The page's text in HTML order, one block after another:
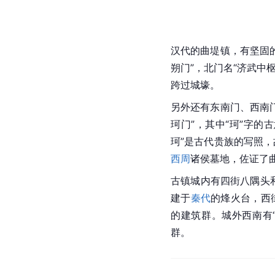
汉代的曲堤镇，有坚固
朔门”，北门名“济武中
跨过城壕。
另外还有东南门、西南
珂门”，其中“珂”字的
珂”是古代贵族的写照
西周诸侯墓地，佐证了
古镇城内有四街八隅头
建于秦代的烽火台，西
的建筑群。城外西南有
群。